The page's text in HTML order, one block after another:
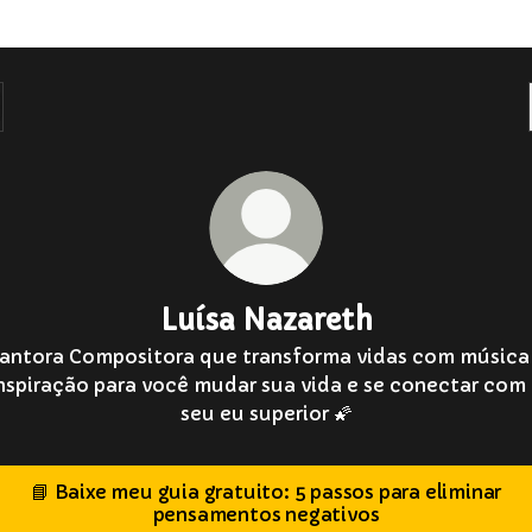
Luísa Nazareth
Compositora que transforma vidas com música
para você mudar sua vida e se conectar com
seu eu superior 🌠
📘 Baixe meu guia gratuito: 5 passos para eliminar
pensamentos negativos